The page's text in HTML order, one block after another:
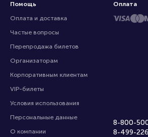
Помощь
Оплата и доставка
Частые вопросы
Перепродажа билетов
Организаторам
Корпоративным клиентам
VIP-билеты
Условия использования
Персональные данные
О компании
8-800-
8-499-
Оплата